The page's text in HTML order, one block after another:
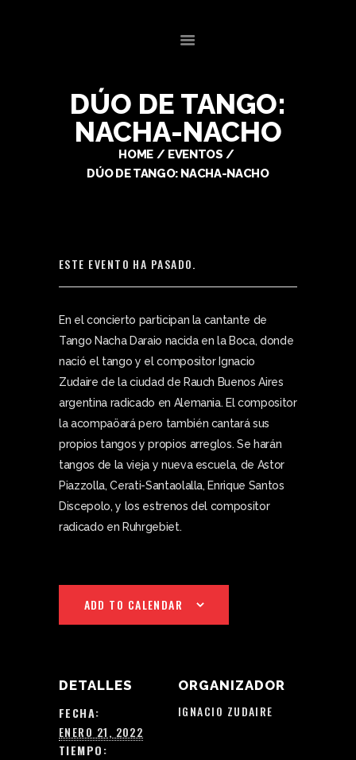
DÚO DE TANGO:
NACHA-NACHO
HOME
EVENTOS
DÚO DE TANGO: NACHA-NACHO
HOME
BIOGRAFÍA
OBRAS
ESTE EVENTO HA PASADO.
En el concierto participan la cantante de
Tango Nacha Daraio nacida en la Boca, donde
nació el tango y el compositor Ignacio
Zudaire de la ciudad de Rauch Buenos Aires
argentina radicado en Alemania. El compositor
la acompaöará pero también cantará sus
propios tangos y propios arreglos. Se harán
tangos de la vieja y nueva escuela, de Astor
Piazzolla, Cerati-Santaolalla, Enrique Santos
Discepolo, y los estrenos del compositor
radicado en Ruhrgebiet.
ADD TO CALENDAR
DETALLES
FECHA:
ENERO 21, 2022
TIEMPO:
ORGANIZADOR
IGNACIO ZUDAIRE